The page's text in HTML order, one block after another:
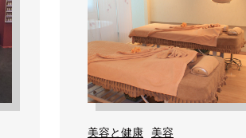
美容と健康 美容